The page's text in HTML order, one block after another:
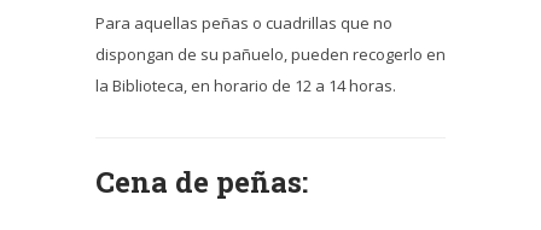
Para aquellas peñas o cuadrillas que no
dispongan de su pañuelo, pueden recogerlo en
la Biblioteca, en horario de 12 a 14 horas.
Cena de peñas: